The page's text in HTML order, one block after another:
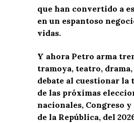
que han convertido a
en un espantoso
vidas.
Y ahora Petro arma
tramoya, teatro,
debate al cuestionar la
de las próximas
nacionales, Congreso
de la República, del